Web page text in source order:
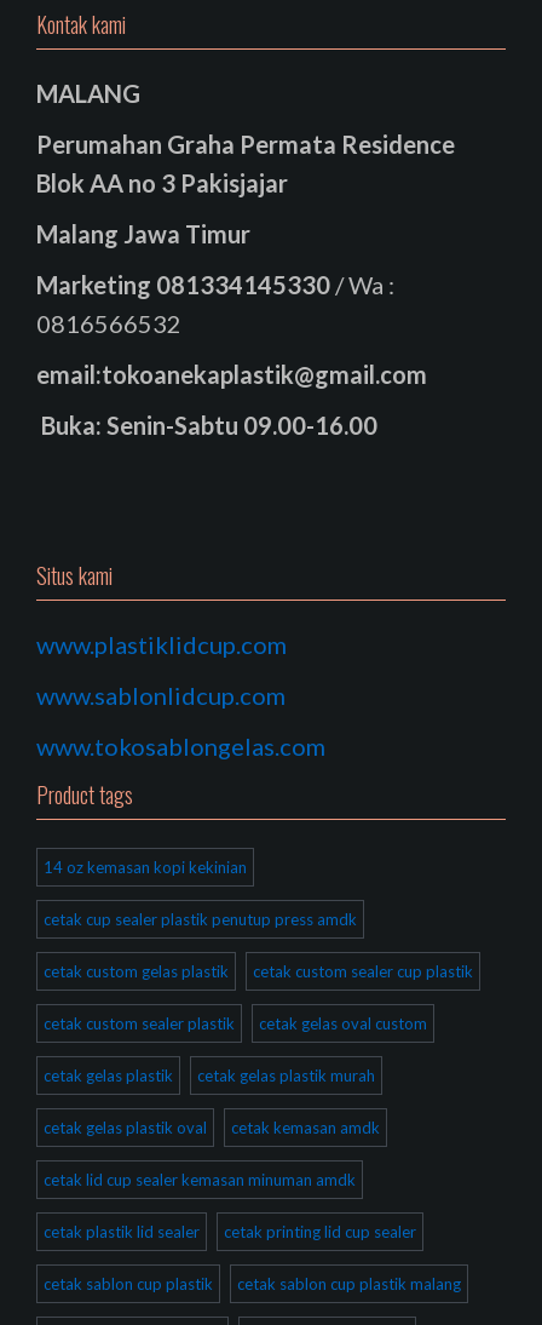
Kontak kami
MALANG
Perumahan Graha Permata Residence
Blok AA no 3 Pakisjajar
Malang Jawa Timur
Marketing 081334145330 / Wa :
0816566532
email:tokoanekaplastik@gmail.com
Buka: Senin-Sabtu 09.00-16.00
Situs kami
www.plastiklidcup.com
www.sablonlidcup.com
www.tokosablongelas.com
Product tags
14 oz kemasan kopi kekinian
cetak cup sealer plastik penutup press amdk
cetak custom gelas plastik cetak custom sealer cup plastik
cetak custom sealer plastik cetak gelas oval custom
cetak gelas plastik cetak gelas plastik murah
cetak gelas plastik oval cetak kemasan amdk
cetak lid cup sealer kemasan minuman amdk
cetak plastik lid sealer cetak printing lid cup sealer
cetak sablon cup plastik cetak sablon cup plastik malang